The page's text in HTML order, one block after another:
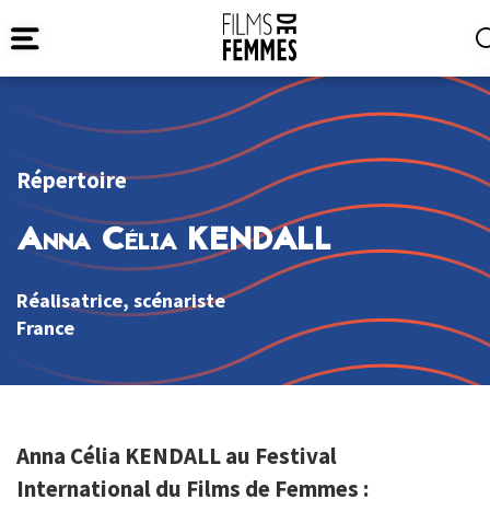
Répertoire
Anna Célia KENDALL
Réalisatrice, scénariste
France
Anna Célia KENDALL au Festival
International du Films de Femmes :